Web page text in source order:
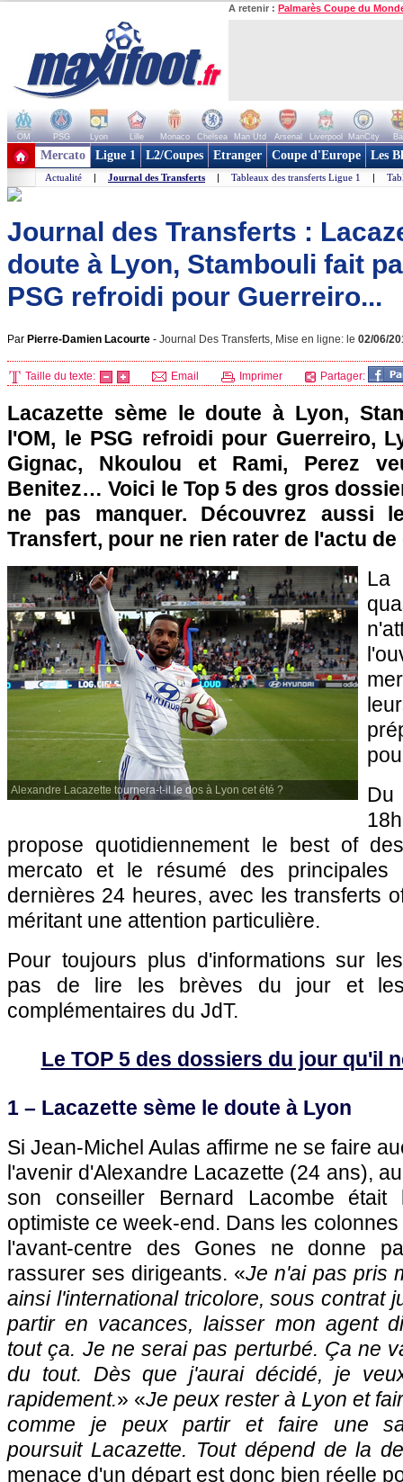
A retenir : Palmarès Coupe du
OM PSG Lyon Lille Monaco Chelsea Man Utd Arsenal Liverpool ManCity
+ de clubs
Mercato Ligue 1 L2/Coupes Etranger Coupe d'Europe Les
Actualité | Journal des Transferts | Tableaux des transferts Ligue 1 |
Journal des Transferts :
doute à Lyon, Stambouli fait
PSG refroidi pour Guerreiro...
Par Pierre-Damien Lacourte - Journal Des Transferts, Mise en ligne: le 02/06/
Taille du texte: Email Imprimer Partager:
Lacazette sème le doute à Lyon,
l'OM, le PSG refroidi pour Guerreiro,
Gignac, Nkoulou et Rami, Perez
Benitez… Voici le Top 5 des gros
ne pas manquer. Découvrez aussi
Transfert, pour ne rien rater de l'actu de
Alexandre Lacazette tournera-t-il le dos à Lyon cet été ?
La
propose quotidiennement le best of
mercato et le résumé des principales
dernières 24 heures, avec les transferts
méritant une attention particulière.
Pour toujours plus d'informations sur
pas de lire les brèves du jour et les
complémentaires du JdT.
Le TOP 5 des dossiers du jour qu'il
1 – Lacazette sème le doute à Lyon
Si Jean-Michel Aulas affirme ne se faire
l'avenir d'Alexandre Lacazette (24 ans),
son conseiller Bernard Lacombe était
optimiste ce week-end. Dans les
l'avant-centre des Gones ne donne
rassurer ses dirigeants. «Je n'ai pas pris
ainsi l'international tricolore, sous contrat
partir en vacances, laisser mon agent
tout ça. Je ne serai pas perturbé. Ça ne
du tout. Dès que j'aurai décidé, je
rapidement.» «Je peux rester à Lyon et
comme je peux partir et faire une
poursuit Lacazette. Tout dépend de la
menace d'un départ est donc bien réelle